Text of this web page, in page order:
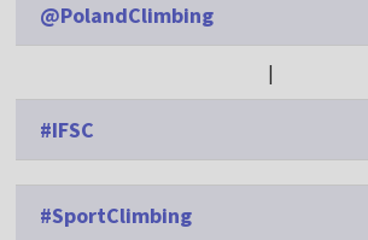
@PolandClimbing
|
#IFSC
#SportClimbing